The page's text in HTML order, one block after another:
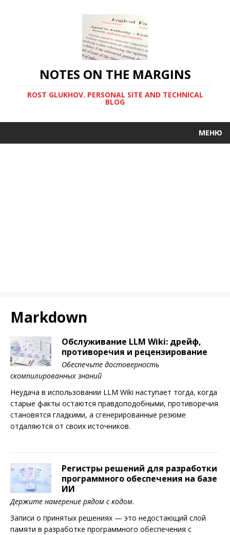
NOTES ON THE MARGINS
ROST GLUKHOV. PERSONAL SITE AND TECHNICAL
BLOG
МЕНЮ
Markdown
Обслуживание LLM Wiki: дрейф,
противоречия и рецензирование
Обеспечьте достоверность
скомпилированных знаний
Неудача в использовании LLM Wiki наступает тогда, когда
старые факты остаются правдоподобными, противоречия
становятся гладкими, а сгенерированные резюме
отдаляются от своих источников.
Регистры решений для разработки
программного обеспечения на базе
ИИ
Держите намерение рядом с кодом.
Записи о принятых решениях — это недостающий слой
памяти в разработке программного обеспечения с